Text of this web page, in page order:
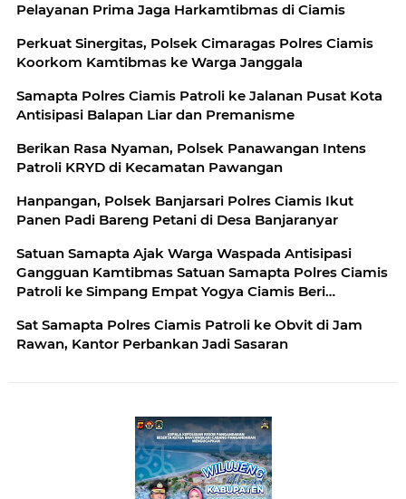
Pelayanan Prima Jaga Harkamtibmas di Ciamis
Perkuat Sinergitas, Polsek Cimaragas Polres Ciamis
Koorkom Kamtibmas ke Warga Janggala
Samapta Polres Ciamis Patroli ke Jalanan Pusat Kota
Antisipasi Balapan Liar dan Premanisme
Berikan Rasa Nyaman, Polsek Panawangan Intens
Patroli KRYD di Kecamatan Pawangan
Hanpangan, Polsek Banjarsari Polres Ciamis Ikut
Panen Padi Bareng Petani di Desa Banjaranyar
Satuan Samapta Ajak Warga Waspada Antisipasi
Gangguan Kamtibmas Satuan Samapta Polres Ciamis
Patroli ke Simpang Empat Yogya Ciamis Beri
Samapta Polres Ciamis Beri Himbauan Kamtibmas ke
Warga
Sat Samapta Polres Ciamis Patroli ke Obvit di Jam
Rawan, Kantor Perbankan Jadi Sasaran